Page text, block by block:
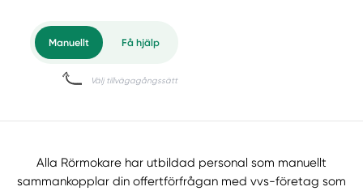
Alla Rörmokare har utbildad personal som manuellt
sammankopplar din offertförfrågan med vvs-företag som